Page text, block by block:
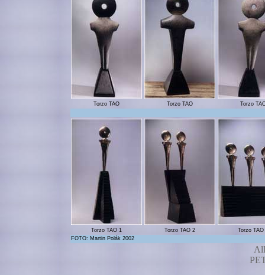
Torzo TAO Torzo TAO Torzo
Torzo TAO 1 Torzo TAO 2
Torzo TAO
FOTO: Martin Polák 2002